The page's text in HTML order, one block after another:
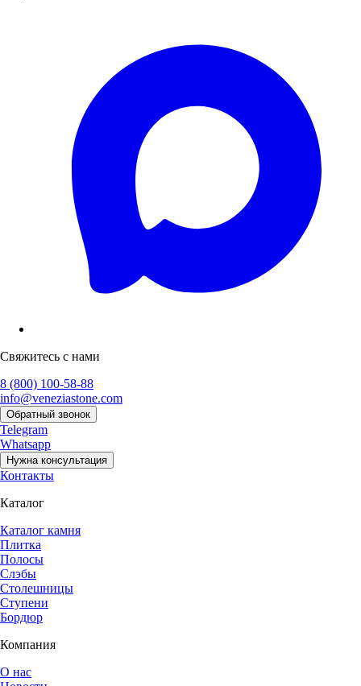
Свяжитесь с нами
8 (800) 100-58-88
info@veneziastone.com
Обратный звонок
Telegram
Whatsapp
Нужна консультация
Контакты
Каталог
Каталог камня
Плитка
Полосы
Слэбы
Столешницы
Ступени
Бордюр
Компания
О нас